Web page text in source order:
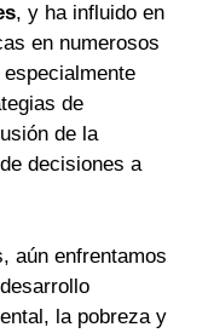
, y ha influido en
en numerosos
de
de la
decisiones a
aún enfrentamos
la pobreza y